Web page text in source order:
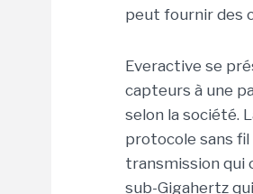
peut fournir des
Everactive se
capteurs à une
selon la société.
protocole sans
transmission qui
sub-Gigahertz